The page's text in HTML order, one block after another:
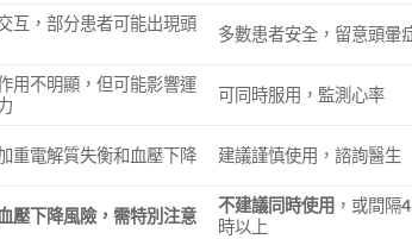
互，部分患者可能出現頭
多數患者安全，留意頭暈
用不明顯，但可能影響運
可同時服用，監測心率
重電解質失衡和血壓下降 建議謹慎使用，諮詢醫生
壓下降風險，需特別注意
不建議同時使用 ，或間隔
時以上